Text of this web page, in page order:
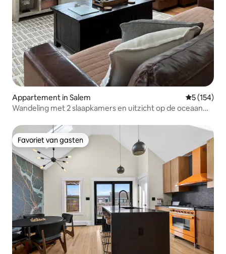
Appartement in Salem
5 (154)
Wandeling met 2 slaapkamers en uitzicht op de oceaan
Favoriet van gasten
Favoriet van gasten